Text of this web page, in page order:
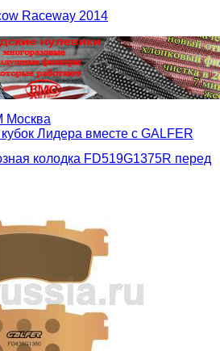
Raceway 2014
Москва
Лидера вместе с GALFER
колодка FD519G1375R перед